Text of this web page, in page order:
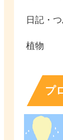
日記・
植物
プ